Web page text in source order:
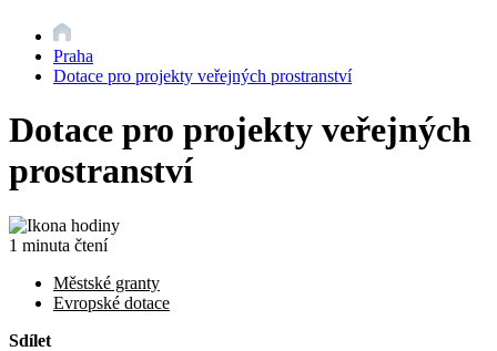
Praha
Dotace pro projekty veřejných prostranství
Dotace pro projekty veřejných
prostranství
1 minuta čtení
Městské granty
Evropské dotace
Sdílet